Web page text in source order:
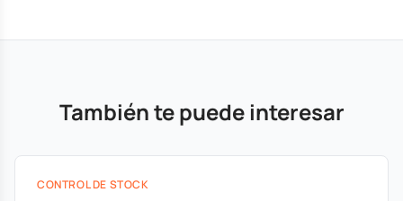
También te puede interesar
CONTROL DE STOCK